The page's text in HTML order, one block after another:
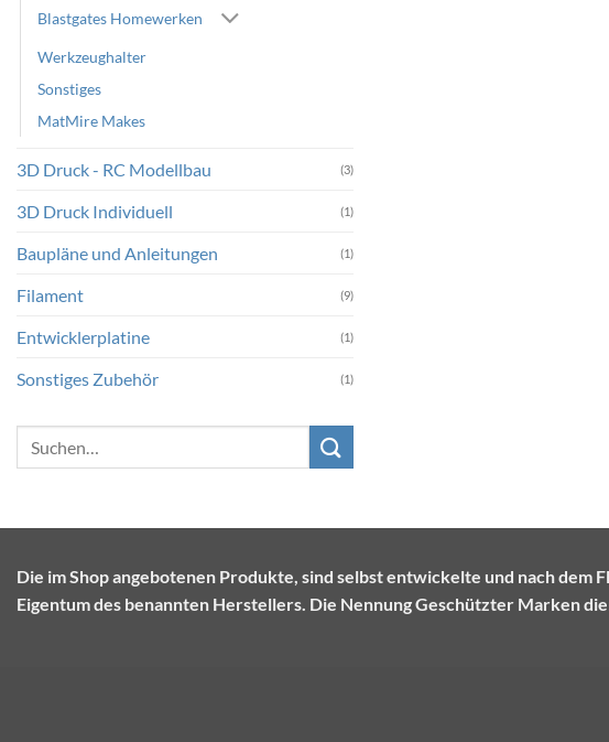
Blastgates Homewerken
Werkzeughalter
Sonstiges
MatMire Makes
3D Druck - RC Modellbau (3)
3D Druck Individuell (1)
Baupläne und Anleitungen (1)
Filament (9)
Entwicklerplatine (1)
Sonstiges Zubehör (1)
Suchen
nach:
Die im Shop angebotenen Produkte, sind selbst entwickelte und nach
Eigentum des benannten Herstellers. Die Nennung Geschützter Marken